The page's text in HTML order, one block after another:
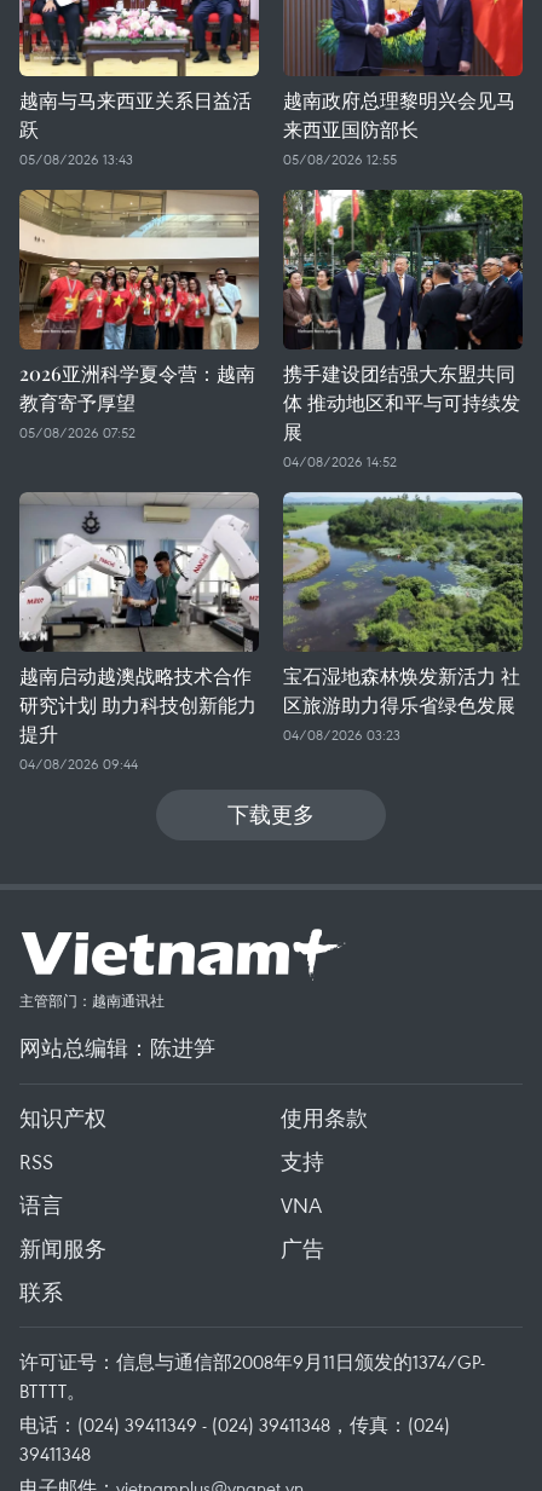
越南与马来西亚关系日益活
跃
05/08/2026 13:43
越南政府总理黎明兴会见马
来西亚国防部长
05/08/2026 12:55
2026亚洲科学夏令营：越南
教育寄予厚望
05/08/2026 07:52
携手建设团结强大东盟共同
体 推动地区和平与可持续发
展
04/08/2026 14:52
越南启动越澳战略技术合作
研究计划 助力科技创新能力
提升
04/08/2026 09:44
宝石湿地森林焕发新活力 社
区旅游助力得乐省绿色发展
04/08/2026 03:23
下载更多
主管部门：越南通讯社
网站总编辑：陈进笋
知识产权
使用条款
RSS
支持
语言
VNA
新闻服务
广告
联系
许可证号：信息与通信部2008年9月11日颁发的1374/GP-
BTTTT。
电话：(024) 39411349 - (024) 39411348，传真：(024)
39411348